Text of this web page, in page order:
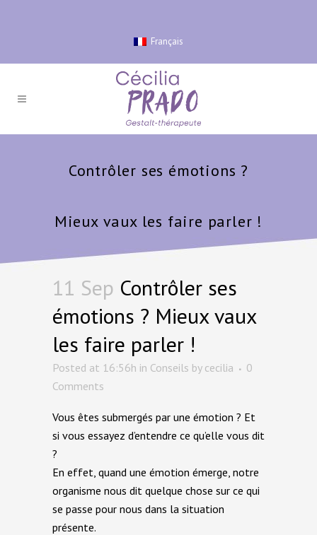
Français
Contrôler ses émotions ?
Mieux vaux les faire parler !
11 Sep Contrôler ses
émotions ? Mieux vaux
les faire parler !
Posted at 16:56h in Conseils by cecilia
0
Comments
Vous êtes submergés par une émotion ? Et
si vous essayez d’entendre ce qu’elle vous dit
?
En effet, quand une émotion émerge, notre
organisme nous dit quelque chose sur ce qui
se passe pour nous dans la situation
présente.